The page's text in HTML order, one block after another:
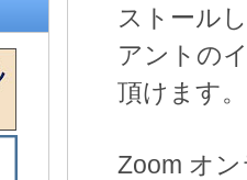
ストール
アントの
頂けます
Zoom オ